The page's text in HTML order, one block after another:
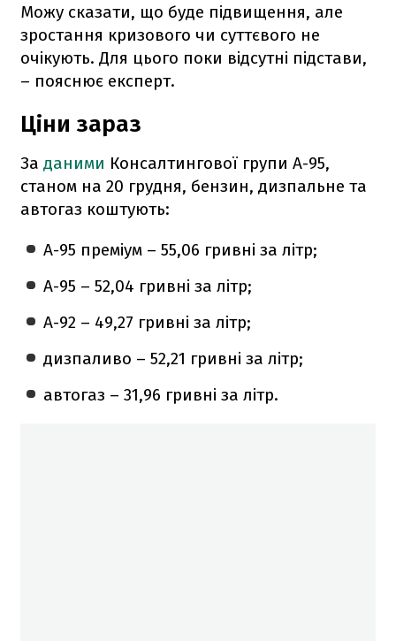
Можу сказати, що буде підвищення, але
зростання кризового чи суттєвого не
очікують. Для цього поки відсутні підстави,
– пояснює експерт.
Ціни зараз
За даними Консалтингової групи А-95,
станом на 20 грудня, бензин, дизпальне та
автогаз коштують:
А-95 преміум – 55,06 гривні за літр;
А-95 – 52,04 гривні за літр;
А-92 – 49,27 гривні за літр;
дизпаливо – 52,21 гривні за літр;
автогаз – 31,96 гривні за літр.